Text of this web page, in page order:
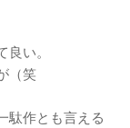
い。
（笑
駄作とも言える